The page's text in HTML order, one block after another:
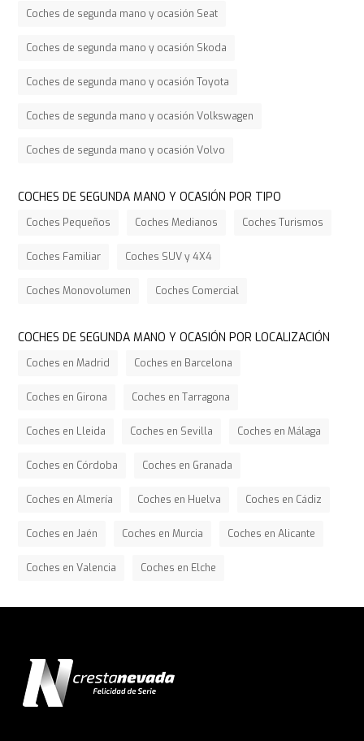
Coches de segunda mano y ocasión Seat
Coches de segunda mano y ocasión Skoda
Coches de segunda mano y ocasión Toyota
Coches de segunda mano y ocasión Volkswagen
Coches de segunda mano y ocasión Volvo
COCHES DE SEGUNDA MANO Y OCASIÓN POR TIPO
Coches Pequeños Coches Medianos Coches Turismos
Coches Familiar Coches SUV y 4X4
Coches Monovolumen Coches Comercial
COCHES DE SEGUNDA MANO Y OCASIÓN POR LOCALIZACIÓN
Coches en Madrid Coches en Barcelona
Coches en Girona Coches en Tarragona
Coches en Lleida Coches en Sevilla Coches en Málaga
Coches en Córdoba Coches en Granada
Coches en Almería Coches en Huelva Coches en Cádiz
Coches en Jaén Coches en Murcia Coches en Alicante
Coches en Valencia Coches en Elche